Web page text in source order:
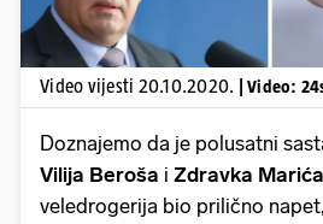
Video vijesti 20.10.2020. | Video:
Doznajemo da je polusatni
Vilija Beroša i Zdravka Marića
veledrogerija bio prilično